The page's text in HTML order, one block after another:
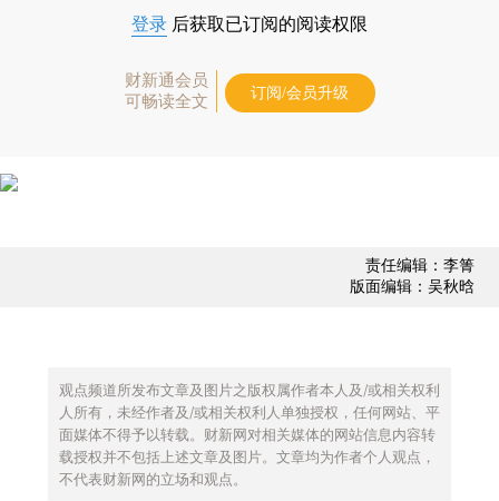
登录 后获取已订阅的阅读权限
财新通会员
可畅读全文
订阅/会员升级
责任编辑：李箐
版面编辑：吴秋晗
观点频道所发布文章及图片之版权属作者本人及/或相关权利
人所有，未经作者及/或相关权利人单独授权，任何网站、平
面媒体不得予以转载。财新网对相关媒体的网站信息内容转
载授权并不包括上述文章及图片。文章均为作者个人观点，
不代表财新网的立场和观点。